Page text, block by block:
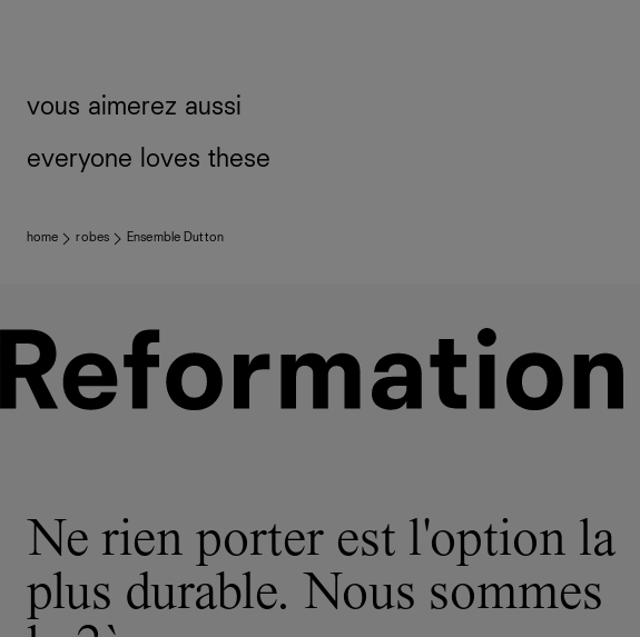
vous aimerez aussi
everyone loves these
home robes Ensemble Dutton
Ne rien porter est l'option la
plus durable. Nous sommes